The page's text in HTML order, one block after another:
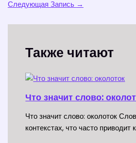
Следующая Запись →
Также читают
Что значит слово:
Что значит слово: околоток
контекстах, что часто